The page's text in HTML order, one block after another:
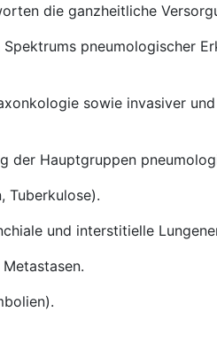
die ganzheitliche
pneumologischer
sowie invasiver
der Hauptgruppen
Tuberkulose).
und interstitielle